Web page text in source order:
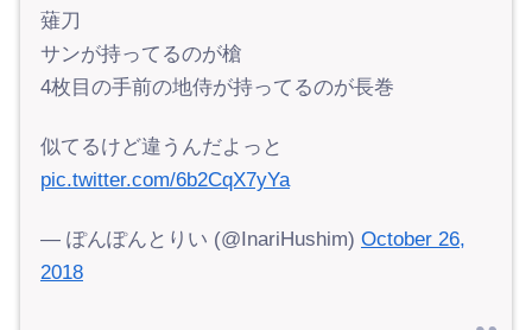
薙刀
サンが持ってるのが槍
4枚目の手前の地侍が持ってるのが長巻
似てるけど違うんだよっと
pic.twitter.com/6b2CqX7yYa
— ぽんぽんとりい (@InariHushim) October 26,
2018